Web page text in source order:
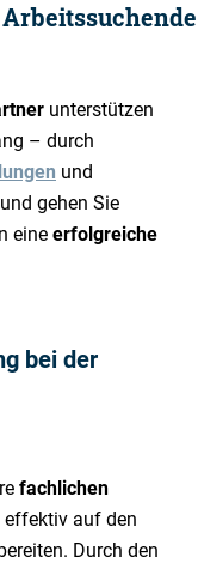
unterstützen
– durch
und
gehen Sie
eine erfolgreiche
bei der
fachlichen
auf den
Durch den